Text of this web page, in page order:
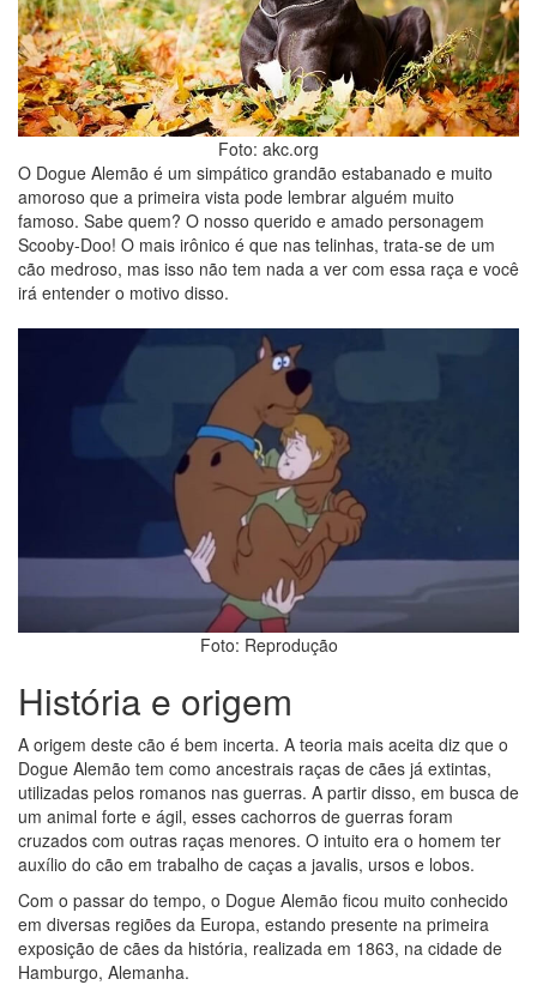
Foto: akc.org
O Dogue Alemão é um simpático grandão estabanado e muito
amoroso que a primeira vista pode lembrar alguém muito
famoso. Sabe quem? O nosso querido e amado personagem
Scooby-Doo! O mais irônico é que nas telinhas, trata-se de um
cão medroso, mas isso não tem nada a ver com essa raça e você
irá entender o motivo disso.
Foto: Reprodução
História e origem
A origem deste cão é bem incerta. A teoria mais aceita diz que o
Dogue Alemão tem como ancestrais raças de cães já extintas,
utilizadas pelos romanos nas guerras. A partir disso, em busca de
um animal forte e ágil, esses cachorros de guerras foram
cruzados com outras raças menores. O intuito era o homem ter
auxílio do cão em trabalho de caças a javalis, ursos e lobos.
Com o passar do tempo, o Dogue Alemão ficou muito conhecido
em diversas regiões da Europa, estando presente na primeira
exposição de cães da história, realizada em 1863, na cidade de
Hamburgo, Alemanha.